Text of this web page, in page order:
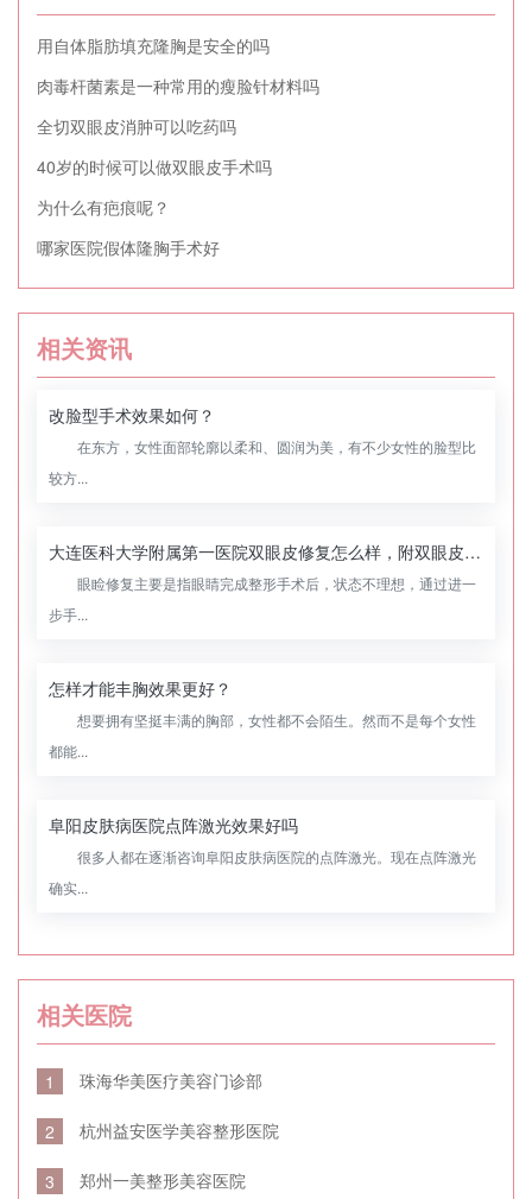
用自体脂肪填充隆胸是安全的吗
肉毒杆菌素是一种常用的瘦脸针材料吗
全切双眼皮消肿可以吃药吗
40岁的时候可以做双眼皮手术吗
为什么有疤痕呢？
哪家医院假体隆胸手术好
相关资讯
改脸型手术效果如何？
在东方，女性面部轮廓以柔和、圆润为美，有不少女性的脸型比
较方...
大连医科大学附属第一医院双眼皮修复怎么样，附双眼皮修复案例
眼睑修复主要是指眼睛完成整形手术后，状态不理想，通过进一
步手...
怎样才能丰胸效果更好？
想要拥有坚挺丰满的胸部，女性都不会陌生。然而不是每个女性
都能...
阜阳皮肤病医院点阵激光效果好吗
很多人都在逐渐咨询阜阳皮肤病医院的点阵激光。现在点阵激光
确实...
相关医院
1 珠海华美医疗美容门诊部
2 杭州益安医学美容整形医院
3 郑州一美整形美容医院